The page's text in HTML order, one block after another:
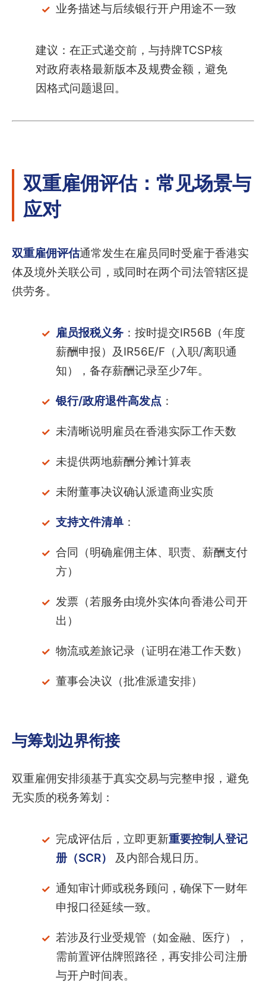
业务描述与后续银行开户用途不一致
建议：在正式递交前，与持牌TCSP核
对政府表格最新版本及规费金额，避免
因格式问题退回。
双重雇佣评估：常见场景与
应对
双重雇佣评估通常发生在雇员同时受雇于香港实
体及境外关联公司，或同时在两个司法管辖区提
供劳务。
雇员报税义务：按时提交IR56B（年度
薪酬申报）及IR56E/F（入职/离职通
知），备存薪酬记录至少7年。
银行/政府退件高发点 ：
未清晰说明雇员在香港实际工作天数
未提供两地薪酬分摊计算表
未附董事决议确认派遣商业实质
支持文件清单：
合同（明确雇佣主体、职责、薪酬支付
方）
发票（若服务由境外实体向香港公司开
出）
物流或差旅记录（证明在港工作天数）
董事会决议（批准派遣安排）
与筹划边界衔接
双重雇佣安排须基于真实交易与完整申报，避免
无实质的税务筹划：
完成评估后，立即更新重要控制人登记
册（SCR）
及内部合规日历。
通知审计师或税务顾问，确保下一财年
申报口径延续一致。
若涉及行业受规管（如金融、医疗），
需前置评估牌照路径，再安排公司注册
与开户时间表。